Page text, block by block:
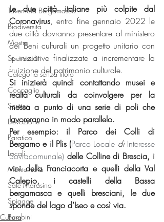
Tavernola Bergamasca
Biodiversità
Mostre
Spettacoli
Categoria senza titolo
Coccaglio
Scrittori
Devozione
Paratico
Locali
Monte Isola
Sale Marasino
Spiagge
Bambini
Le due città italiane più colpite dal
Coronavirus, entro fine gennaio 2022 le
due città dovranno presentare al ministero
dei Beni culturali un progetto unitario con
le iniziative finalizzate a incrementare la
fruizione del patrimonio culturale.
Si inizierà quindi contattando musei e
realtà culturali da coinvolgere per la
messa a punto di una serie di poli che
lavoreranno in modo parallelo.
Per esempio: il Parco dei Colli di
Bergamo e il Plis (Parco Locale di Interesse
Sovracomunale) delle Colline di Brescia, i
vini della Franciacorta e quelli della Val
Calepio, i castelli della Bassa
bergamasca e quelli bresciani, le due
sponde del lago d’Iseo e così via.
Cultura